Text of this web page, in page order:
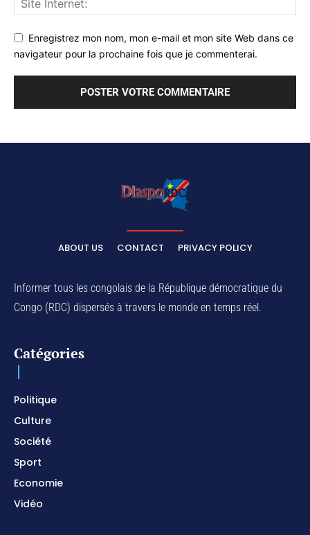
Enregistrez mon nom, mon e-mail et mon site Web dans ce
navigateur pour la prochaine fois que je commenterai.
ABOUT US CONTACT PRIVACY POLICY
Informer tous les congolais de la République démocratique du
Congo (RDC) dispersés à travers le monde en temps réel.
Catégories
Politique
Culture
Société
Sport
Economie
Vidéo